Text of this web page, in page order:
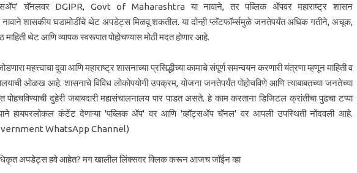
चॅनलवर DGIPR, Govt of Maharashtra या नावाने, तर पब्लिक ॲपवर महाराष्ट्र शासन
शासकीय घडामोडींचे थेट अपडेट्स मिळवू शकतील. या दोन्ही प्लॅटफॉर्म्समुळे जनतेपर्यंत अधिक गतीने, अचूक,
थेट आणि व्यापक स्वरूपात पोहोचण्यास मोठी मदत होणार आहे.
महत्त्वाचा दुवा आणि महाराष्ट्र शासनाच्या प्रसिद्धीच्या कामाचे संपूर्ण समन्वयन करणारी यंत्रणा म्हणून माहिती व
ओळख आहे. शासनाचे विविध लोकोपयोगी उपक्रम, योजना जनतेपर्यंत पोहोचविणे आणि त्याबाबतच्या जनतेच्या
पोहचविण्याची दुहेरी जबाबदारी महासंचालनालय पार पाडत असते. हे काम करताना डिजिटल क्रांतीचा पुढचा टप्पा
हायपरलोकल कंटेंट देणाऱ्या 'पब्लिक ॲप' वर आणि 'व्हॉट्सॲप चॅनल' वर आपली उपस्थिती नोंदवली आहे.
WhatsApp Channel)
अपडेट्स हवे आहेत? मग खालील लिंक्सवर क्लिक करून आजच जॉईन व्हा